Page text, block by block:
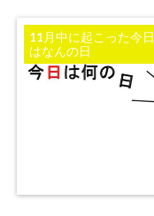
11月中に起こった今日
はなんの日